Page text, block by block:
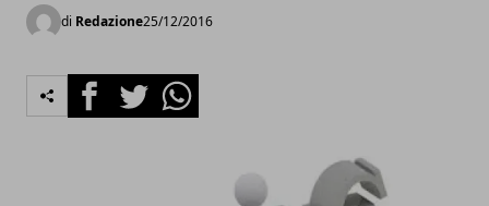
di Redazione25/12/2016
FacebookTwitterWhatsapp